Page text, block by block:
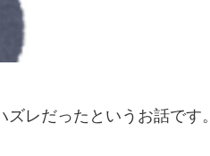
レだったというお話です。